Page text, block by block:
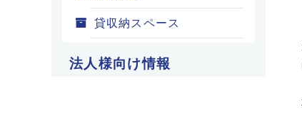
貸収納スペース
法人様向け情報